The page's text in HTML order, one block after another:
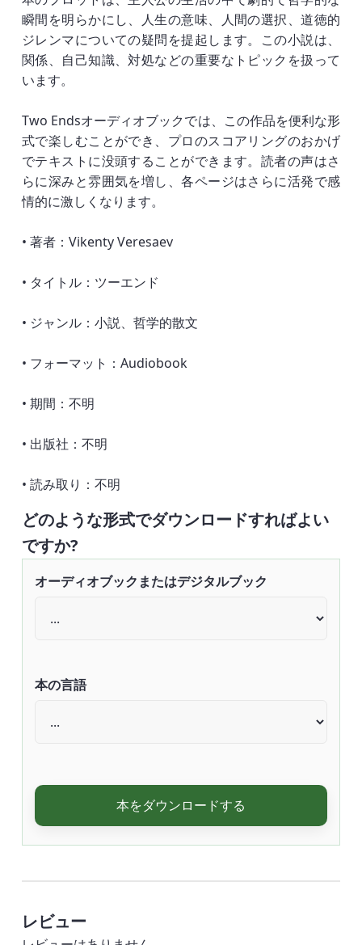
瞬間を明らかにし、人生の意味、人間の選択、道徳的
ジレンマについての疑問を提起します。この小説は、
関係、自己知識、対処などの重要なトピックを扱って
います。
Two Endsオーディオブックでは、この作品を便利な形
式で楽しむことができ、プロのスコアリングのおかげ
でテキストに没頭することができます。読者の声はさ
らに深みと雰囲気を増し、各ページはさらに活発で感
情的に激しくなります。
• 著者：Vikenty Veresaev
• タイトル：ツーエンド
• ジャンル：小説、哲学的散文
• フォーマット：Audiobook
• 期間：不明
• 出版社：不明
• 読み取り：不明
どのような形式でダウンロードすればよい
ですか?
オーディオブックまたはデジタルブック
本の言語
本をダウンロードする
レビュー